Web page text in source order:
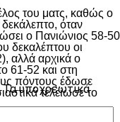
του ματς, καθώς ο
όταν
ο Πανιώνιος 58-50
δεκαλέπτου οι
αλλά αρχικά ο
61-52 και στη
πόντους έδωσε
τελείωσε το
Τα υποχρεωτικά